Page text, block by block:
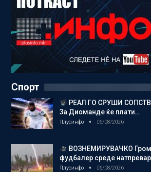
Спорт
РЕАЛ ГО СРУШИ
За Диоманде ќе плати…
Плусинфо 06/08/2026
ВОЗНЕМИРУВАЧКО Гром
фудбалер среде
Плусинфо 06/08/2026